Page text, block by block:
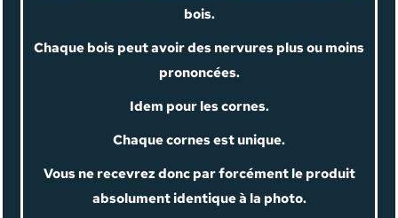
bois.
Chaque bois peut avoir des nervures plus ou moins
prononcées.
Idem pour les cornes.
Chaque cornes est unique.
Vous ne recevrez donc par forcément le produit
absolument identique à la photo.